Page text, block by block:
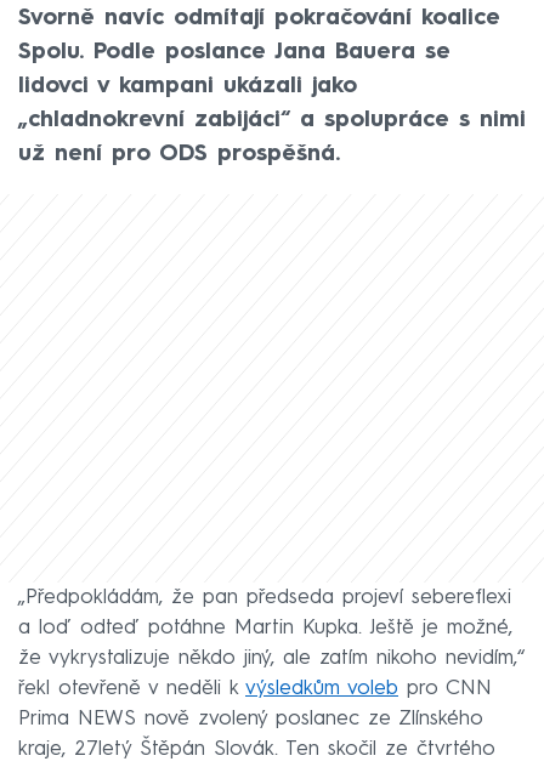
Svorně navíc odmítají pokračování koalice
Spolu. Podle poslance Jana Bauera se
lidovci v kampani ukázali jako
„chladnokrevní zabijáci“ a spolupráce s nimi
už není pro ODS prospěšná.
„Předpokládám, že pan předseda projeví sebereflexi
a loď odteď potáhne Martin Kupka. Ještě je možné,
že vykrystalizuje někdo jiný, ale zatím nikoho nevidím,“
řekl otevřeně v neděli k výsledkům voleb pro CNN
Prima NEWS nově zvolený poslanec ze Zlínského
kraje, 27letý Štěpán Slovák. Ten skočil ze čtvrtého